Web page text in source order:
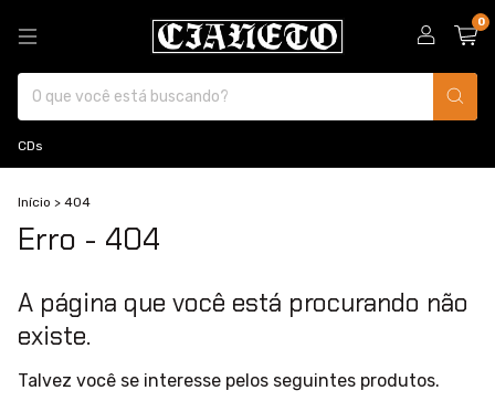
0
CDs
Início > 404
Erro - 404
A página que você está procurando não
existe.
Talvez você se interesse pelos seguintes produtos.